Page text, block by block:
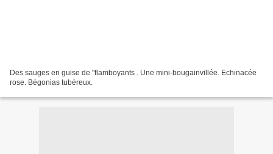
Des sauges en guise de "flamboyants . Une mini-bougainvillée. Echinacée
rose. Bégonias tubéreux.